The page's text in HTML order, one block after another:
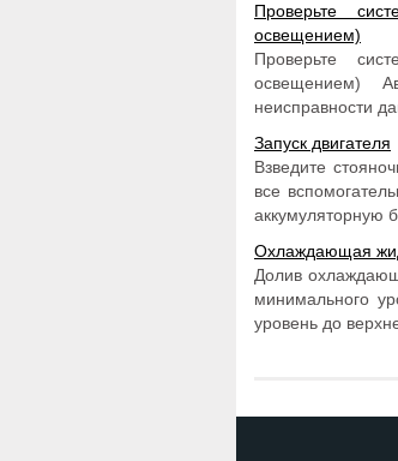
Проверьте
освещением)
Проверьте
освещением)
неисправности
Запуск двигателя
Взведите
все
аккумуляторную
Охлаждающая
Долив
минимального
уровень до